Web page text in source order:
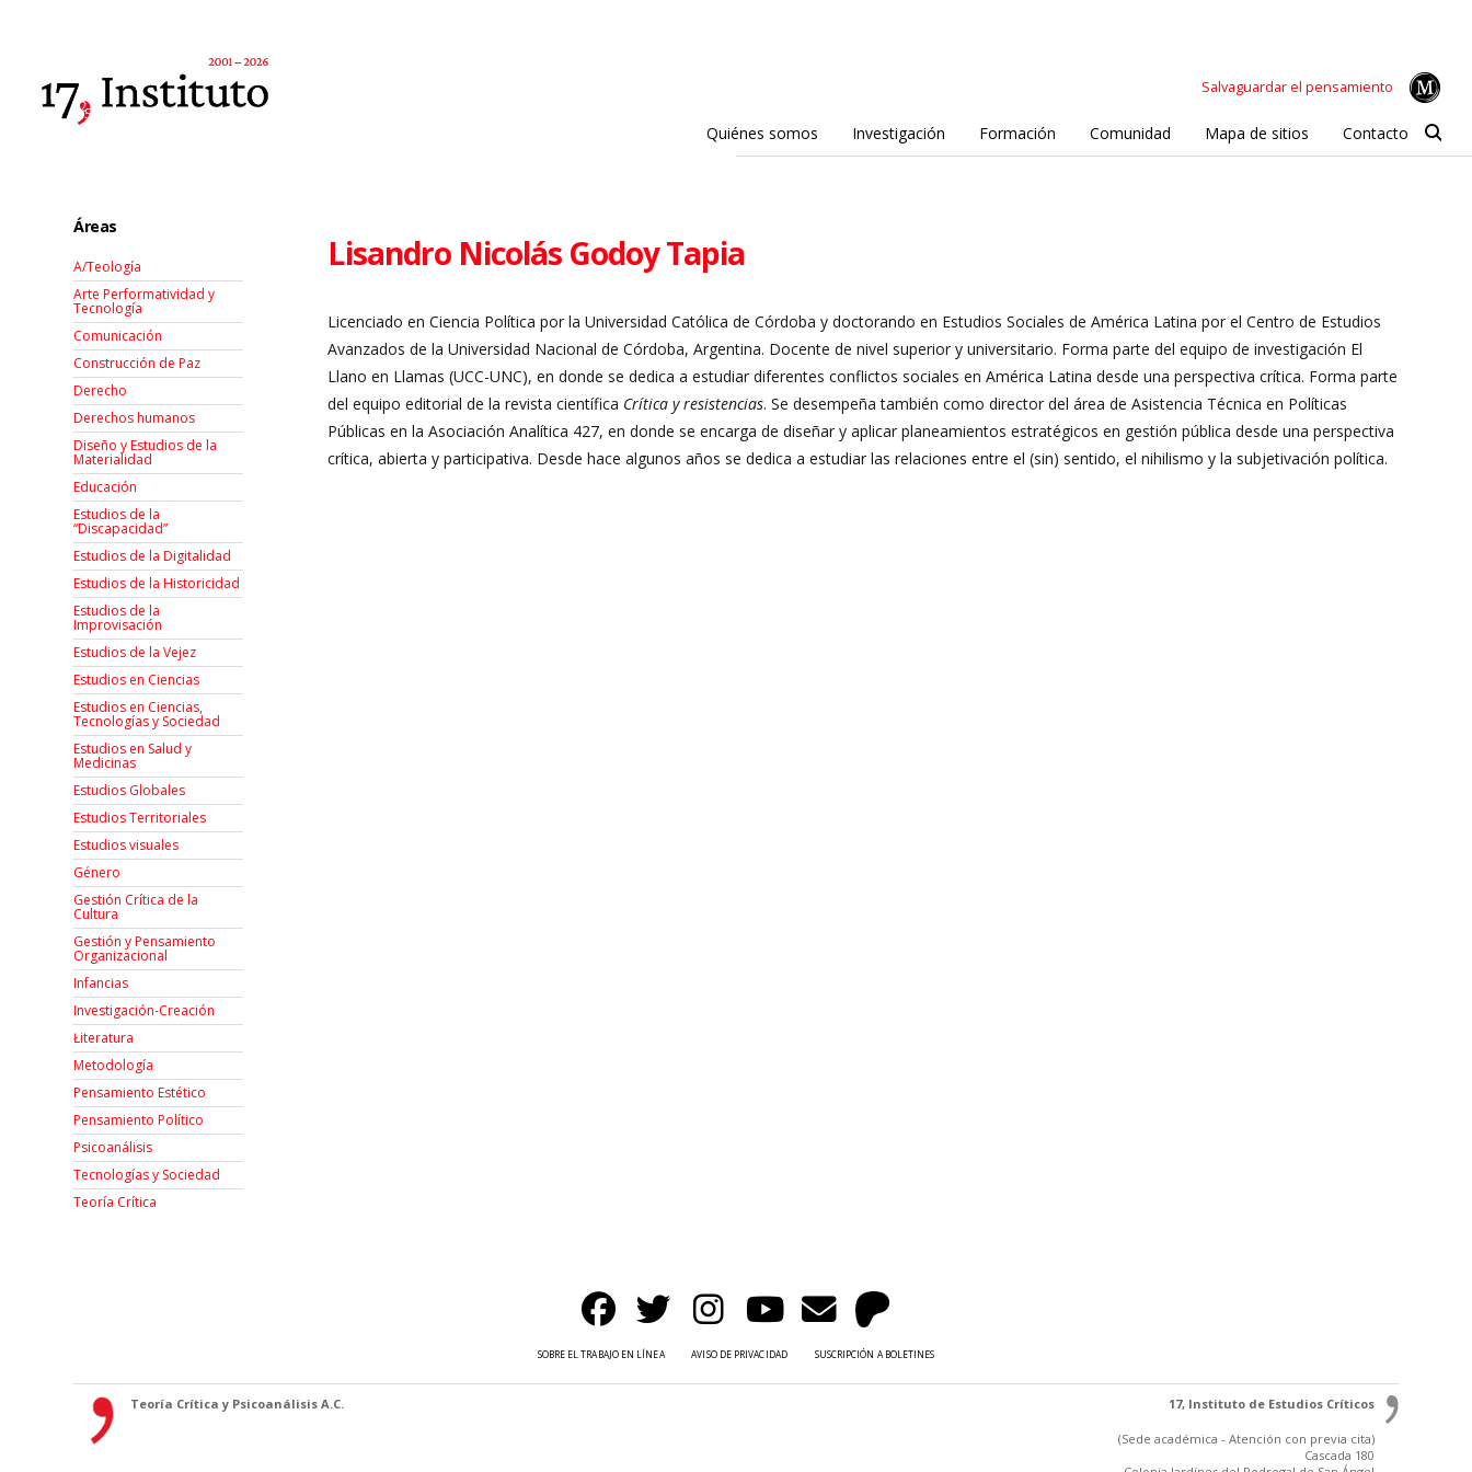
Salvaguardar el pensamiento
Quiénes somos Investigación Formación Comunidad Mapa de sitios Contacto
Lisandro Nicolás Godoy Tapia
Licenciado en Ciencia Política por la Universidad Católica de Córdoba y doctorando en Estudios Sociales de América Latina por el Centro de Estudios
Avanzados de la Universidad Nacional de Córdoba, Argentina. Docente de nivel superior y universitario. Forma parte del equipo de investigación El
Llano en Llamas (UCC-UNC), en donde se dedica a estudiar diferentes conflictos sociales en América Latina desde una perspectiva crítica. Forma parte
del equipo editorial de la revista científica Crítica y resistencias. Se desempeña también como director del área de Asistencia Técnica en Políticas
Públicas en la Asociación Analítica 427, en donde se encarga de diseñar y aplicar planeamientos estratégicos en gestión pública desde una perspectiva
crítica, abierta y participativa. Desde hace algunos años se dedica a estudiar las relaciones entre el (sin) sentido, el nihilismo y la subjetivación política.
Áreas
A/Teología
Arte Performatividad y
Tecnología
Comunicación
Construcción de Paz
Derecho
Derechos humanos
Diseño y Estudios de la
Materialidad
Educación
Estudios de la
“Discapacidad”
Estudios de la Digitalidad
Estudios de la Historicidad
Estudios de la
Improvisación
Estudios de la Vejez
Estudios en Ciencias
Estudios en Ciencias,
Tecnologías y Sociedad
Estudios en Salud y
Medicinas
Estudios Globales
Estudios Territoriales
Estudios visuales
Género
Gestión Crítica de la
Cultura
Gestión y Pensamiento
Organizacional
Infancias
Investigación-Creación
Łiteratura
Metodología
Pensamiento Estético
Pensamiento Político
Psicoanálisis
Tecnologías y Sociedad
Teoría Crítica
SOBRE EL TRABAJO EN LÍNEA AVISO DE PRIVACIDAD SUSCRIPCIÓN A BOLETINES
Teoría Crítica y Psicoanálisis A.C. 17, Instituto de Estudios Críticos
(Sede académica - Atención con previa cita)
Cascada 180